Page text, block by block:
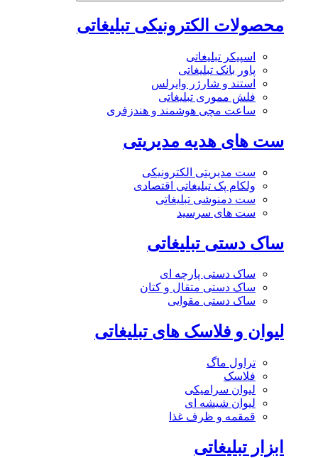
محصولات الکترونیکی تبلیغاتی
اسپیکر تبلیغاتی
پاور بانک تبلیغاتی
استند و شارژر وایرلس
فلش مموری تبلیغاتی
ساعت مچی هوشمند و هندزفری
ست های هدیه مدیریتی
ست مدیریتی الکترونیکی
ولکام پک تبلیغاتی اقتصادی
ست دمنوشی تبلیغاتی
ست های سرسید
ساک دستی تبلیغاتی
ساک دستی پارچه ای
ساک دستی متقال و کتان
ساک دستی مقوایی
لیوان و فلاسک های تبلیغاتی
تراول ماگ
فلاسک
لیوان سرامیکی
لیوان شیشه ای
قمقمه و ظرف غذا
ابزار تبلیغاتی